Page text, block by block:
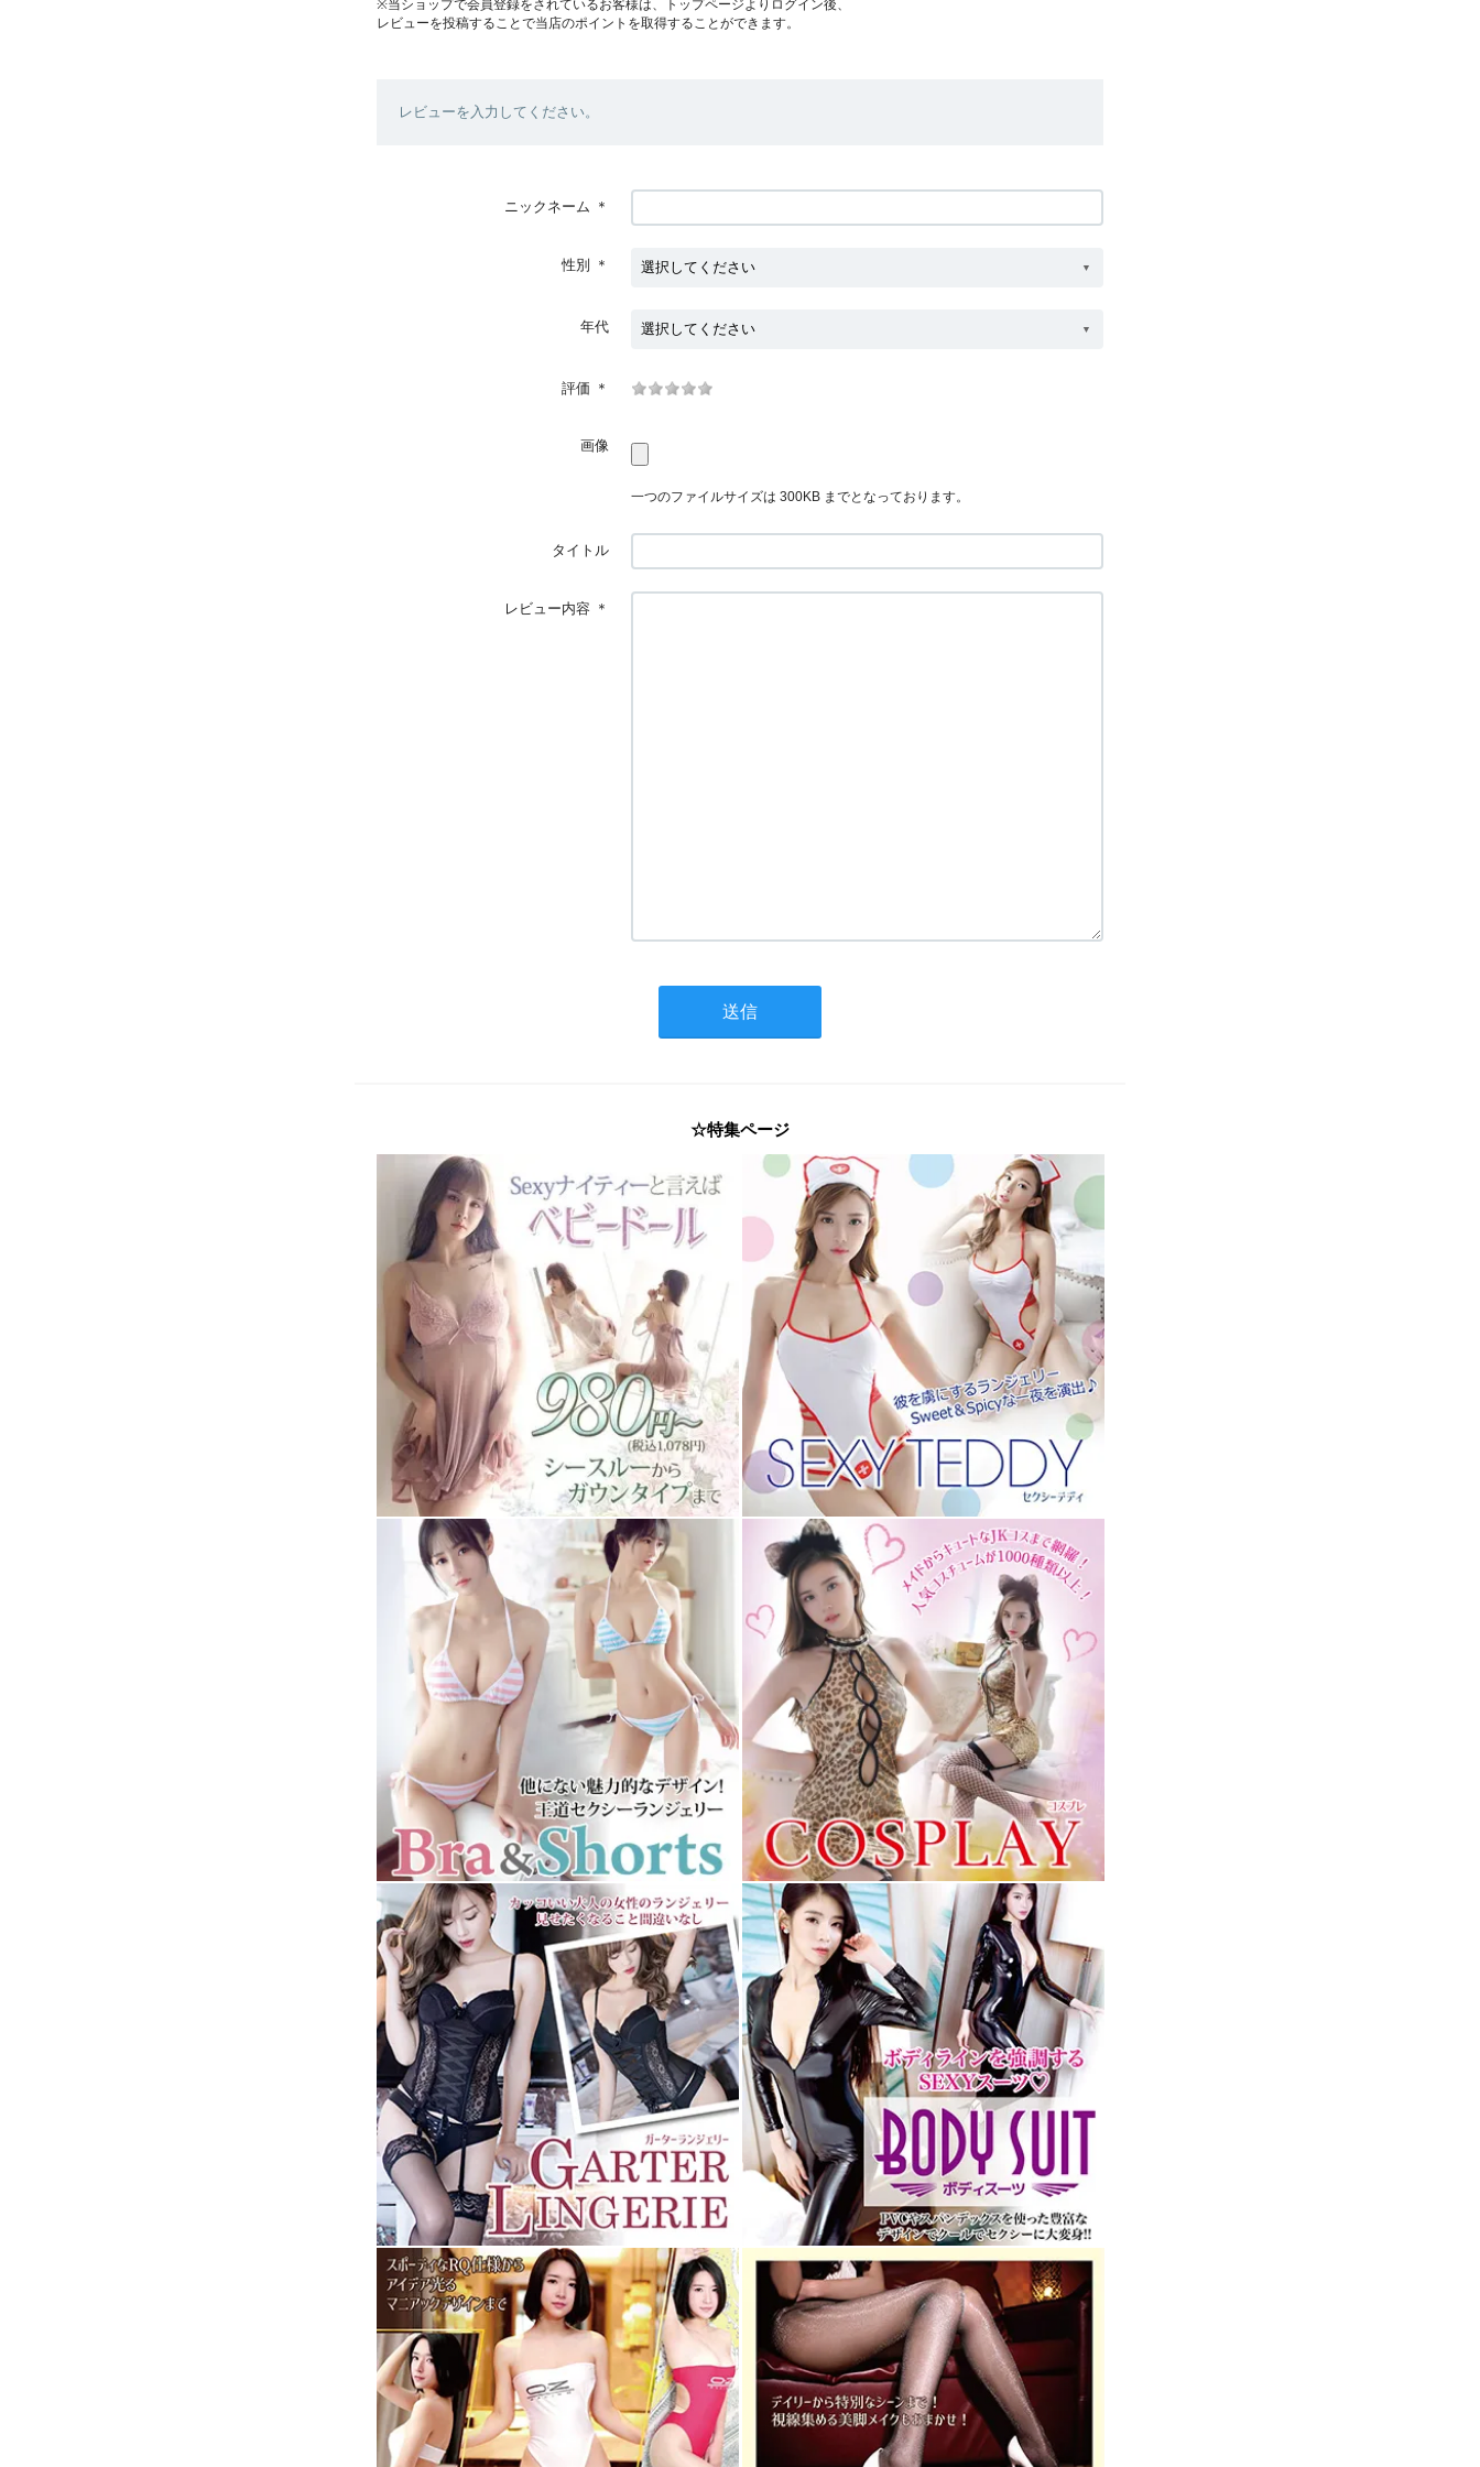
※当ショップで会員登録をされているお客様は、トップページよりログイン後、
レビューを投稿することで当店のポイントを取得することができます。
レビューを入力してください。
ニックネーム ＊
性別 ＊
年代
評価 ＊
画像
一つのファイルサイズは 300KB までとなっております。
タイトル
レビュー内容 ＊
☆特集ページ